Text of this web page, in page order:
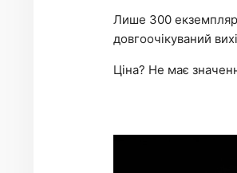
Лише 300
довгоочікуваний
Ціна? Не має